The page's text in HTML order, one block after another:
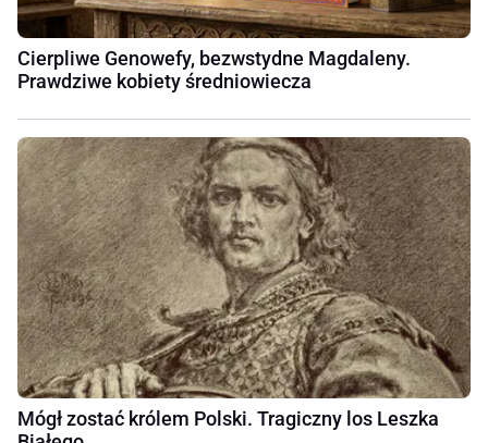
Cierpliwe Genowefy, bezwstydne Magdaleny.
Prawdziwe kobiety średniowiecza
Mógł zostać królem Polski. Tragiczny los Leszka